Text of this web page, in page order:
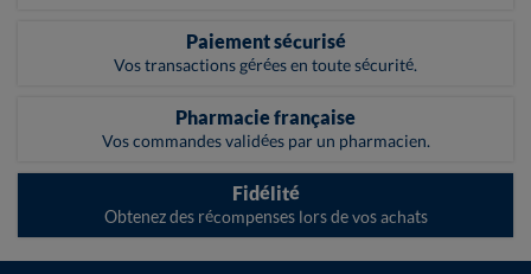
Paiement sécurisé
Vos transactions gérées en toute sécurité.
Pharmacie française
Vos commandes validées par un pharmacien.
Fidélité
Obtenez des récompenses lors de vos achats